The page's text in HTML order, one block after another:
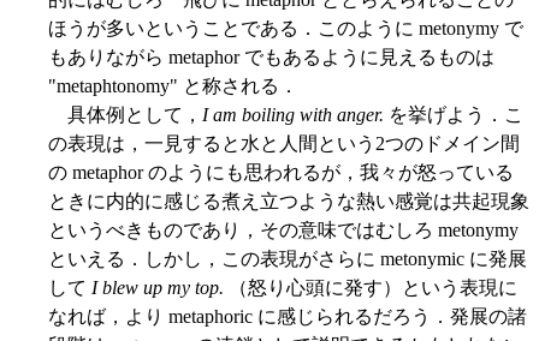
ほうが多いということである．このように metonymy で
もありながら metaphor でもあるように見えるものは
"metaphtonomy" と称される．
具体例として， I am boiling with anger. を挙げよう．こ
の表現は，一見すると水と人間という2つのドメイン間
の metaphor のようにも思われるが，我々が怒っている
ときに内的に感じる煮え立つような熱い感覚は共起現象
というべきものであり，その意味ではむしろ metonymy
といえる．しかし，この表現がさらに metonymic に発展
して I blew up my top. （怒り心頭に発す）という表現に
なれば，より metaphoric に感じられるだろう．発展の諸